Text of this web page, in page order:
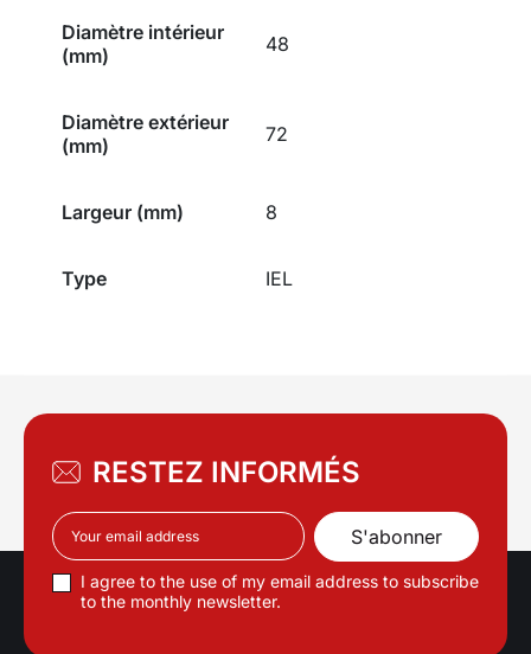
Diamètre intérieur
(mm)
48
Diamètre extérieur
(mm)
72
Largeur (mm) 8
Type IEL
RESTEZ INFORMÉS
I agree to the use of my email address to subscribe
to the monthly newsletter.